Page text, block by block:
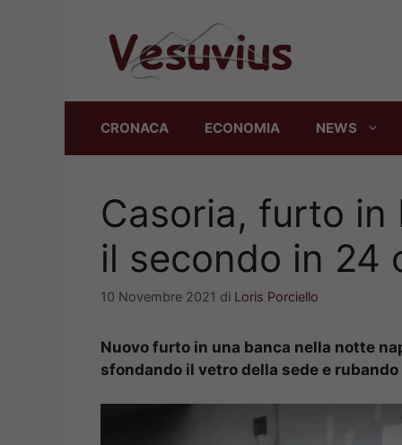
CRONACA ECONOMIA NEWS
Casoria, furto in
il secondo in 24
10 Novembre 2021 di Loris Porciello
Nuovo furto in una banca nella notte
sfondando il vetro della sede e rubando